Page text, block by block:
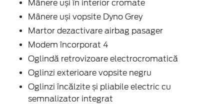
Mânere uși în interior cromate
Mânere uși vopsite Dyno Grey
Martor dezactivare airbag pasager
Modem încorporat 4
Oglindă retrovizoare electrocromatică
Oglinzi exterioare vopsite negru
Oglinzi încălzite și pliabile electric cu
semnalizator integrat